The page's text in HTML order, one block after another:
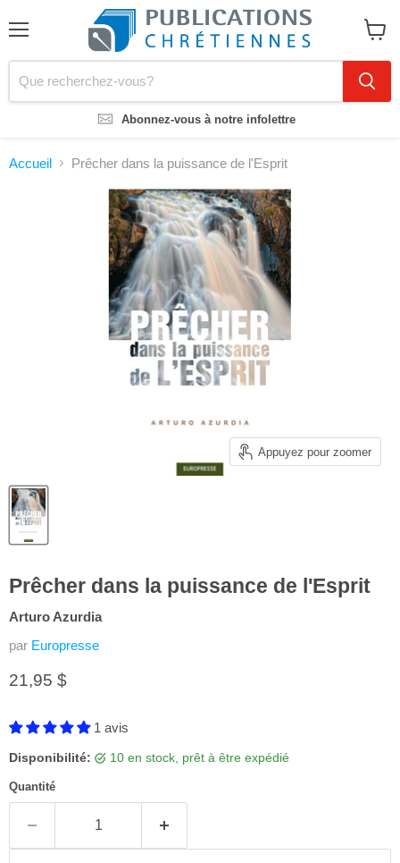
Abonnez-vous à notre infolettre
le
panier
Accueil Prêcher dans la puissance de l'Esprit
Appuyez pour zoomer
Prêcher dans la puissance de l'Esprit
Arturo Azurdia
par Europresse
Prix actuel
21,95 $
1 avis
Disponibilité: 10 en stock, prêt à être expédié
Quantité